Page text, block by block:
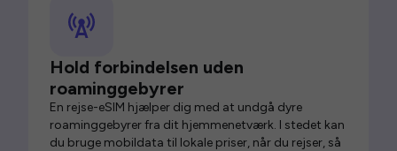
Hold forbindelsen uden
roaminggebyrer
En rejse-eSIM hjælper dig med at undgå dyre
roaminggebyrer fra dit hjemmenetværk. I stedet kan
du bruge mobildata til lokale priser, når du rejser, så